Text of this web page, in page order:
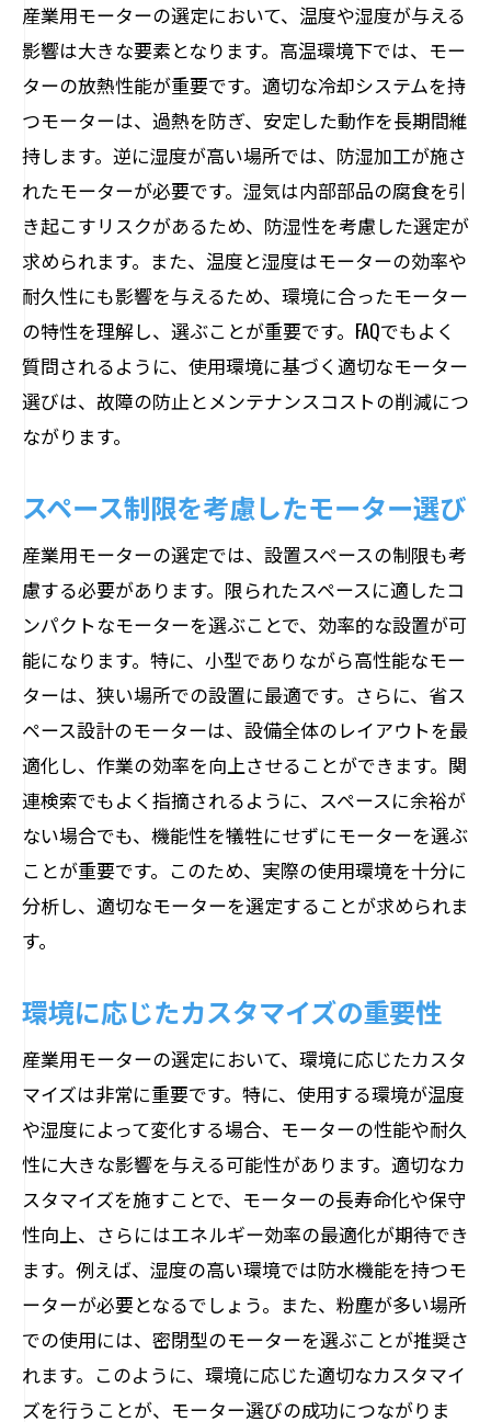
産業用モーターの選定において、温度や湿度が与える
影響は大きな要素となります。高温環境下では、モー
ターの放熱性能が重要です。適切な冷却システムを持
つモーターは、過熱を防ぎ、安定した動作を長期間維
持します。逆に湿度が高い場所では、防湿加工が施さ
れたモーターが必要です。湿気は内部部品の腐食を引
き起こすリスクがあるため、防湿性を考慮した選定が
求められます。また、温度と湿度はモーターの効率や
耐久性にも影響を与えるため、環境に合ったモーター
の特性を理解し、選ぶことが重要です。FAQでもよく
質問されるように、使用環境に基づく適切なモーター
選びは、故障の防止とメンテナンスコストの削減につ
ながります。
スペース制限を考慮したモーター選び
産業用モーターの選定では、設置スペースの制限も考
慮する必要があります。限られたスペースに適したコ
ンパクトなモーターを選ぶことで、効率的な設置が可
能になります。特に、小型でありながら高性能なモー
ターは、狭い場所での設置に最適です。さらに、省ス
ペース設計のモーターは、設備全体のレイアウトを最
適化し、作業の効率を向上させることができます。関
連検索でもよく指摘されるように、スペースに余裕が
ない場合でも、機能性を犠牲にせずにモーターを選ぶ
ことが重要です。このため、実際の使用環境を十分に
分析し、適切なモーターを選定することが求められま
す。
環境に応じたカスタマイズの重要性
産業用モーターの選定において、環境に応じたカスタ
マイズは非常に重要です。特に、使用する環境が温度
や湿度によって変化する場合、モーターの性能や耐久
性に大きな影響を与える可能性があります。適切なカ
スタマイズを施すことで、モーターの長寿命化や保守
性向上、さらにはエネルギー効率の最適化が期待でき
ます。例えば、湿度の高い環境では防水機能を持つモ
ーターが必要となるでしょう。また、粉塵が多い場所
での使用には、密閉型のモーターを選ぶことが推奨さ
れます。このように、環境に応じた適切なカスタマイ
ズを行うことが、モーター選びの成功につながりま